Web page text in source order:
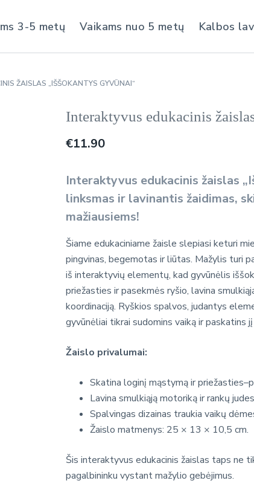
3-5 metų Vaikams nuo 5 metų Kalbos
ŽAISLAS „IŠŠOKANTYS GYVŪNAI“
Interaktyvus edukacinis
€11.90
Interaktyvus edukacinis žaislas
linksmas ir lavinantis žaidimas,
mažiausiems!
Šiame edukaciniame žaisle slepiasi keturi
pingvinas, begemotas ir liūtas. Mažylis turi
iš interaktyvių elementų, kad gyvūnėlis
priežasties ir pasekmės ryšio, lavina
koordinaciją. Ryškios spalvos, judantys
gyvūnėliai tikrai sudomins vaiką ir paskatins
Žaislo privalumai:
Skatina loginį mąstymą ir
Lavina smulkiąją motoriką ir rankų
Spalvingas dizainas traukia vaikų
Žaislo matmenys: 25 × 13 × 10,5 cm.
Šis interaktyvus edukacinis žaislas taps ne
pagalbininku vystant mažylio gebėjimus.